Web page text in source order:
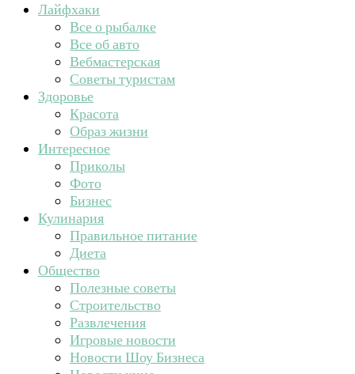
Лайфхаки
Все о рыбалке
Все об авто
Вебмастерская
Советы туристам
Здоровье
Красота
Образ жизни
Интересное
Приколы
Фото
Бизнес
Кулинария
Правильное питание
Диета
Общество
Полезные советы
Строительство
Развлечения
Игровые новости
Новости Шоу Бизнеса